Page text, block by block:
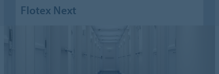
Flotex Next